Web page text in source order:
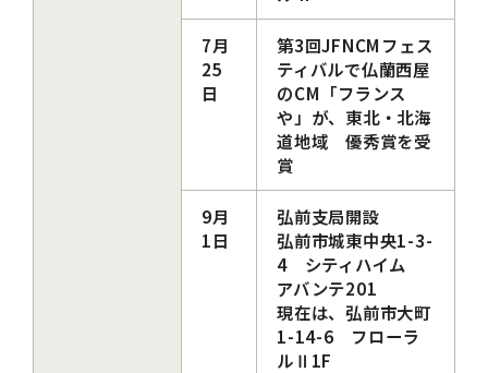
7月
25
日
第3回JFNCMフェス
ティバルで仏蘭西屋
のCM「フランス
や」が、東北・北海
道地域 優秀賞を受
賞
9月
1日
弘前支局開設
弘前市城東中央1-3-
4 シティハイム
アバンテ201
現在は、弘前市大町
1-14-6 フローラ
ルⅡ1F